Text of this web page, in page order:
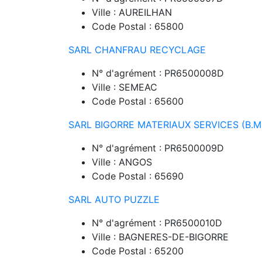
Ville : AUREILHAN
Code Postal : 65800
SARL CHANFRAU RECYCLAGE
N° d'agrément : PR6500008D
Ville : SEMEAC
Code Postal : 65600
SARL BIGORRE MATERIAUX SERVICES
N° d'agrément : PR6500009D
Ville : ANGOS
Code Postal : 65690
SARL AUTO PUZZLE
N° d'agrément : PR6500010D
Ville : BAGNERES-DE-BIGORRE
Code Postal : 65200